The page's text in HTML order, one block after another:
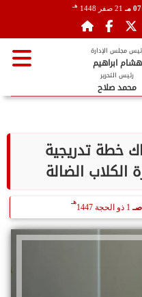
مـ 21 صفر 1448 هـ
مجلس الإدارة
هشام ابراهيم
رئيس التحرير
محمد صلاح
خطة تدريجية
الضالة
1 ذو الحجة 1447
هـ